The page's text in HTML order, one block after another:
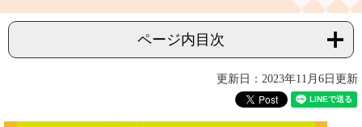
ページ内目次
更新日：2023年11月6日更新